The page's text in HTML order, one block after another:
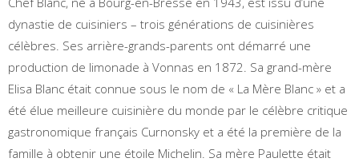
dynastie de cuisiniers – trois générations de cuisinières
célèbres. Ses arrière-grands-parents ont démarré une
production de limonade à Vonnas en 1872. Sa grand-mère
Elisa Blanc était connue sous le nom de « La Mère Blanc » et a
été élue meilleure cuisinière du monde par le célèbre critique
gastronomique français Curnonsky et a été la première de la
famille à obtenir une étoile Michelin. Sa mère Paulette était